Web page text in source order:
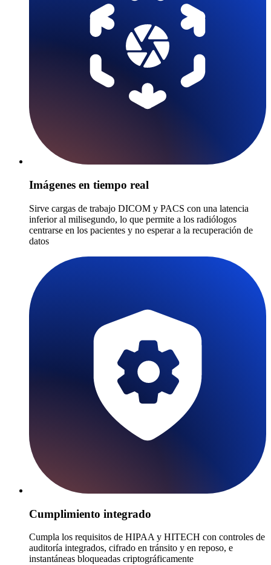
Imágenes en tiempo real
Sirve cargas de trabajo DICOM y PACS con una latencia
inferior al milisegundo, lo que permite a los radiólogos
centrarse en los pacientes y no esperar a la recuperación de
datos
Cumplimiento integrado
Cumpla los requisitos de HIPAA y HITECH con controles de
auditoría integrados, cifrado en tránsito y en reposo, e
instantáneas bloqueadas criptográficamente